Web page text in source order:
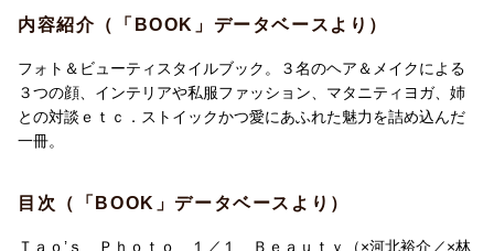
を抱いてのカットも初公開！初めてとなる姉・炎伽さんとの対談
【プロフィール】
土屋 太鳳（つちや たお） 俳優。1995年2月3日生まれ、東京都出
身。O型。2005年、オーディション『MISS PHOENIX』で審査員
以降、様々な作品に出演。
内容紹介（「BOOK」データベースより）
フォト＆ビューティスタイルブック。３名のヘア＆メイクによる
３つの顔、インテリアや私服ファッション、マタニティヨガ、姉
との対談ｅｔｃ．ストイックかつ愛にあふれた魅力を詰め込んだ
一冊。
目次（「BOOK」データベースより）
Ｔａｏ’ｓ Ｐｈｏｔｏ １／１ Ｂｅａｕｔｙ（×河北裕介／×林